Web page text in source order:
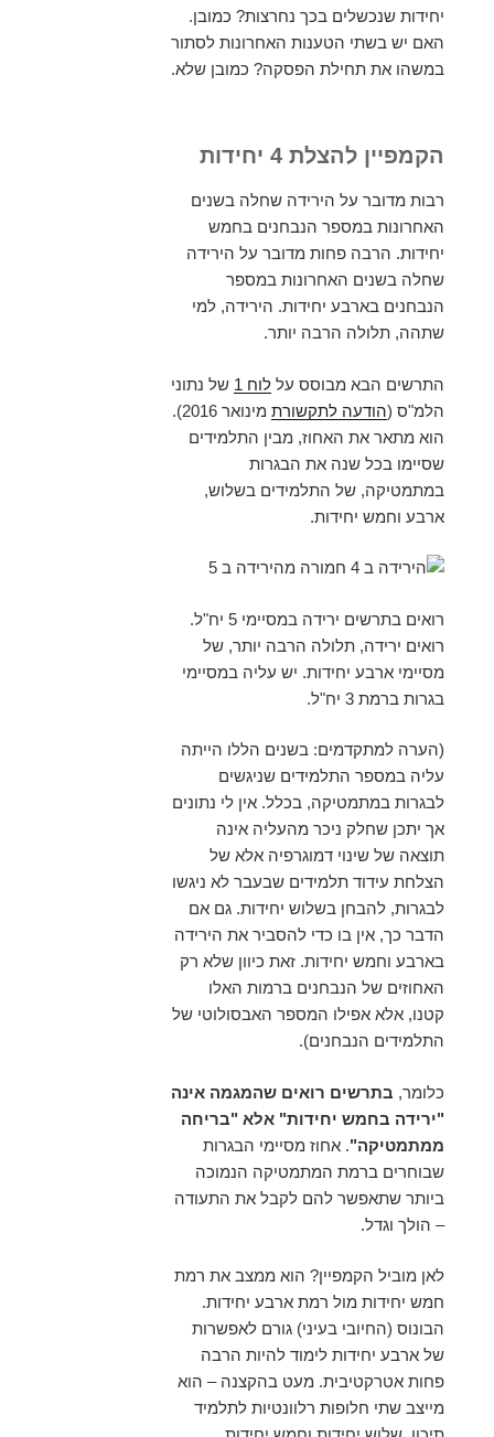
יחידות שנכשלים בכך נחרצות? כמובן.
האם יש בשתי הטענות האחרונות לסתור
במשהו את תחילת הפסקה? כמובן שלא.
הקמפיין להצלת 4 יחידות
רבות מדובר על הירידה שחלה בשנים
האחרונות במספר הנבחנים בחמש
יחידות. הרבה פחות מדובר על הירידה
שחלה בשנים האחרונות במספר
הנבחנים בארבע יחידות. הירידה, למי
שתהה, תלולה הרבה יותר.
התרשים הבא מבוסס על לוח 1
של נתוני
הלמ"ס (הודעה לתקשורת
מינואר 2016).
הוא מתאר את האחוז, מבין התלמידים
שסיימו בכל שנה את הבגרות
במתמטיקה, של התלמידים בשלוש,
ארבע וחמש יחידות.
רואים בתרשים ירידה במסיימי 5 יח"ל.
רואים ירידה, תלולה הרבה יותר, של
מסיימי ארבע יחידות. יש עליה במסיימי
בגרות ברמת 3 יח"ל.
(הערה למתקדמים: בשנים הללו הייתה
עליה במספר התלמידים שניגשים
לבגרות במתמטיקה, בכלל. אין לי נתונים
אך יתכן שחלק ניכר מהעליה אינה
תוצאה של שינוי דמוגרפיה אלא של
הצלחת עידוד תלמידים שבעבר לא ניגשו
לבגרות, להבחן בשלוש יחידות. גם אם
הדבר כך, אין בו כדי להסביר את הירידה
בארבע וחמש יחידות. זאת כיוון שלא רק
האחוזים של הנבחנים ברמות האלו
קטנו, אלא אפילו המספר האבסולוטי של
התלמידים הנבחנים).
כלומר, בתרשים רואים שהמגמה אינה
"ירידה בחמש יחידות" אלא "בריחה
ממתמטיקה". אחוז מסיימי הבגרות
שבוחרים ברמת המתמטיקה הנמוכה
ביותר שתאפשר להם לקבל את התעודה
– הולך וגדל.
לאן מוביל הקמפיין? הוא ממצב את רמת
חמש יחידות מול רמת ארבע יחידות.
הבונוס (החיובי בעיני) גורם לאפשרות
של ארבע יחידות לימוד להיות הרבה
פחות אטרקטיבית. מעט בהקצנה – הוא
מייצב שתי חלופות רלוונטיות לתלמיד